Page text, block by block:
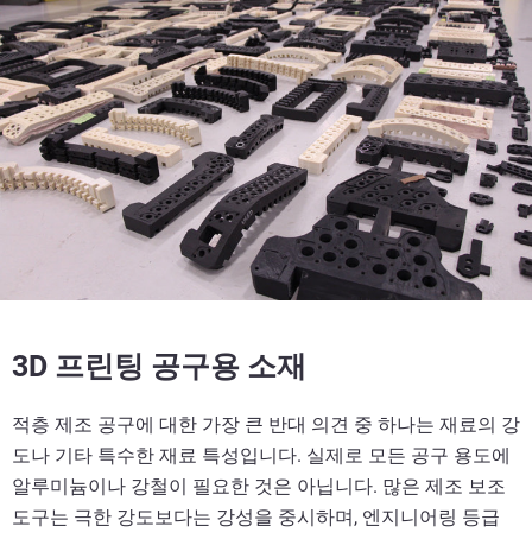
3D 프린팅 공구용 소재
적층 제조 공구에 대한 가장 큰 반대 의견 중 하나는 재료의 강
도나 기타 특수한 재료 특성입니다. 실제로 모든 공구 용도에
알루미늄이나 강철이 필요한 것은 아닙니다. 많은 제조 보조
도구는 극한 강도보다는 강성을 중시하며, 엔지니어링 등급